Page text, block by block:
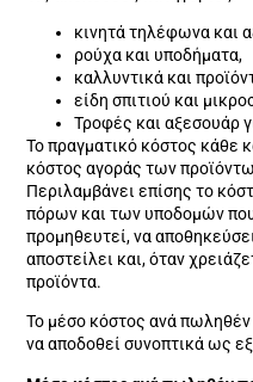
κινητά τηλέφωνα και
ρούχα και υποδήματα,
καλλυντικά και
είδη σπιτιού και
Τροφές και αξεσουάρ
Το πραγματικό κόστος κάθε
κόστος αγοράς των
Περιλαμβάνει επίσης το
πόρων και των υποδομών που
προμηθευτεί, να
αποστείλει και, όταν
προϊόντα.
Το μέσο κόστος ανά πωληθέν
να αποδοθεί συνοπτικά ως